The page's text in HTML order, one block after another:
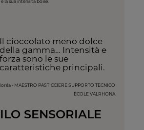
e la sua intensità boisé.
Il cioccolato meno dolce
della gamma… Intensità e
forza sono le sue
caratteristiche principali.
- MAESTRO PASTICCIERE SUPPORTO TECNICO
ÉCOLE VALRHONA
SENSORIALE